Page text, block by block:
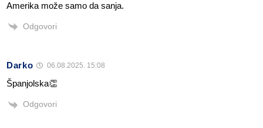
Amerika može samo da sanja.
Odgovori
Darko 06.08.2025. 15:08
Španjolska👏
Odgovori